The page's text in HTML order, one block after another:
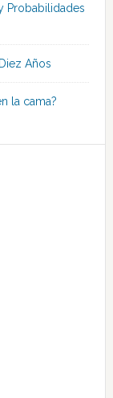
Probabilidades
Años
la cama?